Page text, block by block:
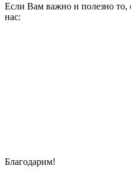
Если Вам важно и полезно
нас:
Благодарим!